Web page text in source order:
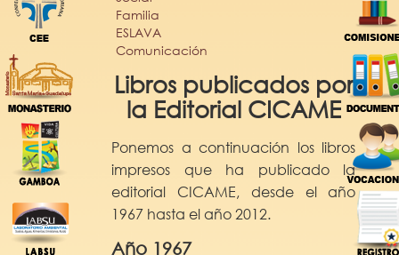
Familia
ESLAVA
Comunicación
Libros publicados por
la Editorial CICAME
Ponemos a continuación los libros
impresos que ha publicado la
editorial CICAME, desde el año
1967 hasta el año 2012.
Año 1967